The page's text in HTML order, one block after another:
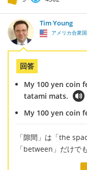
Tim Young
アメリカ合衆国
回答
My 100 yen coin
tatami mats.
My 100 yen coin
「隙間」は「the
「between」だけで